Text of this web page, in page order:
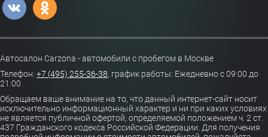
Автосалон Carzona - автомобили с пробегом в Москве
Телефон: +7 (495) 255-36-38, график работы: Ежедневно с 09:00 до
21:00
Обращаем ваше внимание на то, что данный интернет-сайт носит
исключительно информационный характер и ни при каких условиях
не является публичной офертой, определяемой положением ч. 2 ст.
437 Гражданского кодекса Российской Федерации. Для получения